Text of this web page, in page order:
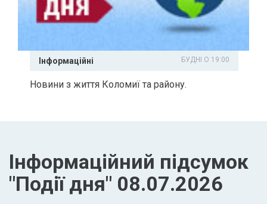
Інформаційні БУДНІ О 19:00
Новини з життя Коломиї та району.
Інформаційний підсумок
"Події дня" 08.07.2026